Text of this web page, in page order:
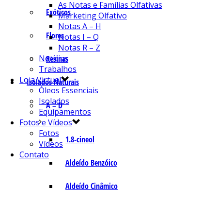
Exóticos
Flores
Resinas
Isolados Naturais
A – D
1.8-cineol
Aldeído Benzóico
Aldeído Cinâmico
As Notas e Famílias Olfativas
Marketing Olfativo
Notas A – H
Notas I – Q
Notas R – Z
Notícias
Trabalhos
Loja Virtual
Óleos Essenciais
Isolados
Equipamentos
Fotos e Vídeos
Fotos
Vídeos
Contato